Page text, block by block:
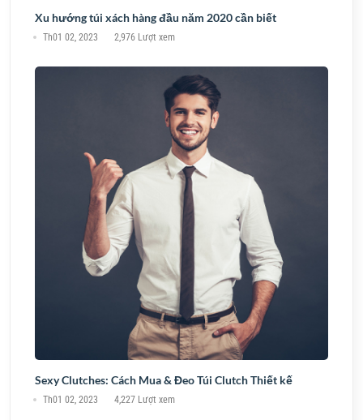
Xu hướng túi xách hàng đầu năm 2020 cần biết
Th01 02, 2023 2,976 Lượt xem
Sexy Clutches: Cách Mua & Đeo Túi Clutch Thiết kế
Th01 02, 2023 4,227 Lượt xem